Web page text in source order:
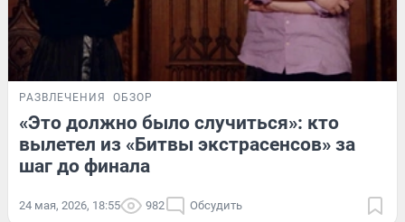
РАЗВЛЕЧЕНИЯ ОБЗОР
«Это должно было случиться»: кто
вылетел из «Битвы экстрасенсов» за
шаг до финала
24 мая, 2026, 18:55 982 Обсудить